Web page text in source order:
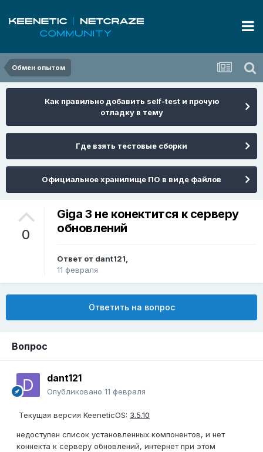
Обмен опытом
Как правильно добавить self-test и прочую
отладку в тему
Где взять тестовые сборки
Официальное хранилище ПО в виде файлов
0
Giga 3 не конектится к серверу
обновлений
Ответ от dant121,
11 февраля
Ответить на вопрос
Вопрос
dant121
Опубликовано 11 февраля
Текущая версия KeeneticOS: 3.5.10
недоступен список установленных компонентов, и нет
коннекта к серверу обновлений, интернет при этом